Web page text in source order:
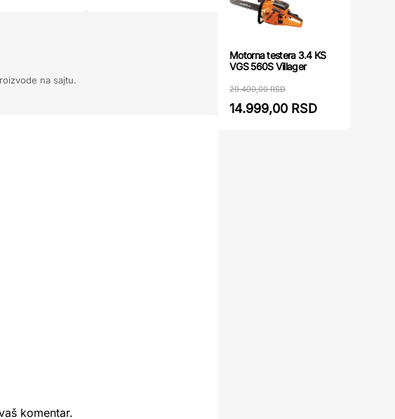
na sajtu.
komentar.
Motorna testera 3.4 KS
VGS 560S Villager
29.400,00 RSD
14.999,00 RSD